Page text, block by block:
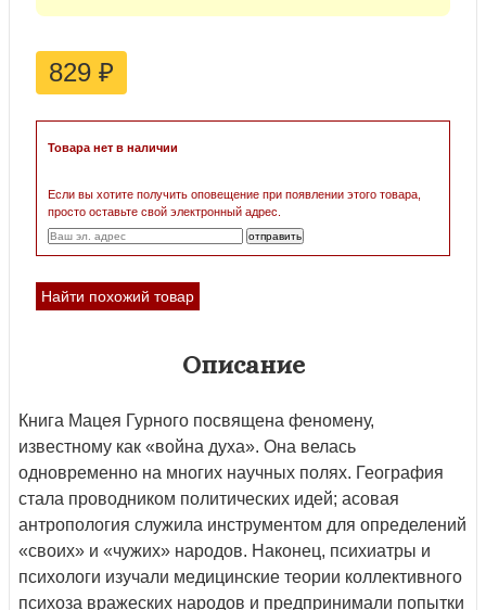
829 ₽
Товара нет в наличии
Если вы хотите получить оповещение при появлении этого товара,
просто оставьте свой электронный адрес.
Найти похожий товар
Описание
Книга Мацея Гурного посвящена феномену,
известному как «война духа». Она велась
одновременно на многих научных полях. География
стала проводником политических идей; асовая
антропология служила инструментом для определений
«своих» и «чужих» народов. Наконец, психиатры и
психологи изучали медицинские теории коллективного
психоза вражеских народов и предпринимали попытки